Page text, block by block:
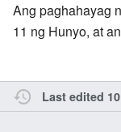
Ang paghahayag
11 ng Hunyo, at
Last edited